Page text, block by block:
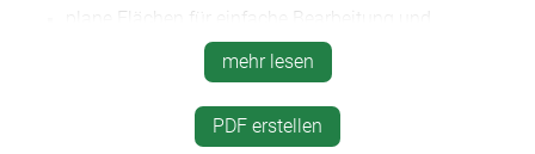
plane Flächen für einfache Bearbeitung und
individuelle Schnittstellen
Batteriefächer für N, AA, AAA und 9 V-Flachbatterie
Gehäuseausführungen mit eingepassten
Dichtungen bei höheren Schutzanforderungen
mehr lesen
PDF erstellen